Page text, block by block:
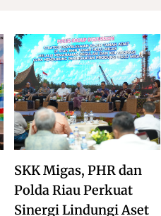
SKK Migas, PHR dan
Polda Riau Perkuat
Sinergi Lindungi Aset